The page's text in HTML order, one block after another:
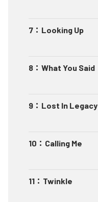
7 ： Looking Up
8 ： What You Said
9 ： Lost In Legacy
10 ： Calling Me
11 ： Twinkle